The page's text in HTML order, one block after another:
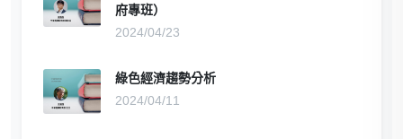
府專班）
2024/04/23
綠色經濟趨勢分析
2024/04/11